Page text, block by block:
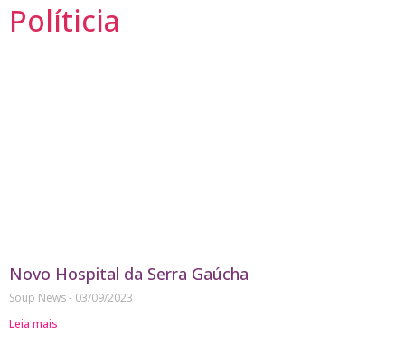
Políticia
Novo Hospital da Serra Gaúcha
Soup News
03/09/2023
Leia mais